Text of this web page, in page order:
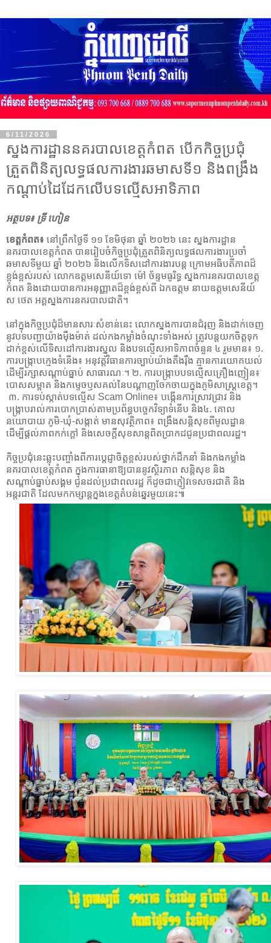
6/11/2026
ស្នងការដ្ឋាននគរបាលខេត្តកំពត បើកកិច្ចប្រជុំ
ត្រួតពិនិត្យលទ្ធផលការងារឆមាសទី១ និងពង្រឹង
កណ្តាប់ដៃដែកលើបទល្មើសអាទិភាព
អត្ថបទ៖ ទ្រី ហៀន
ខេត្តកំពត៖ នៅព្រឹកថ្ងៃទី ១១ ខែមិថុនា ឆ្នាំ ២០២៦ នេះ ស្នងការដ្ឋាន
នគរបាលខេត្តកំពត បានរៀបចំកិច្ចប្រជុំត្រួតពិនិត្យលទ្ធផលការងារប្រចាំ
ឆមាសទីមួយ ឆ្នាំ ២០២៦ និងលើកទិសដៅការងារបន្ត ក្រោមអធិបតីភាពដ៏
ខ្ពង់ខ្ពស់របស់ លោកឧត្ដមសេនីយ៍ទោ ម៉ៅ ច័ន្ទមធូរិទ្ធ ស្នងការនគរបាលខេត្ត
កំពត និងដោយបានការអនុញ្ញាតដ៏ខ្ពង់ខ្ពស់ពី ឯកឧត្តម នាយឧត្តមសេនីយ៍
ស ថេត អគ្គស្នងការនគរបាលជាតិ។
​នៅក្នុងកិច្ចប្រជុំដ៏មានសារៈសំខាន់នេះ លោកស្នងការបានជំរុញ និងដាក់ចេញ
នូវបទបញ្ជាយ៉ាងម៉ឺងម៉ាត់ ដល់កងកម្លាំងចំណុះទាំងអស់ ត្រូវបន្តយកចិត្តទុក
ដាក់ខ្ពស់លើទិសដៅការងារស្នូល និងបទល្មើសអាទិភាពចំនួន ៤ រួមមាន៖ ១.
ការបង្ក្រាបក្មេងទំនើង៖ អនុវត្តវិធានការច្បាប់យ៉ាងតឹងរ៉ឹង គ្មានការយោគយល់
ដើម្បីរក្សាសណ្តាប់ធ្នាប់ សាធារណៈ។ ២. ការបង្ក្រាបបទល្មើសគ្រឿងញៀន៖
បោសសម្អាត និងកម្ទេចឫសគល់នៃបណ្តាញចែកចាយក្នុងភូមិសាស្ត្រខេត្ត។
៣. ការទប់ស្កាត់បទល្មើស Scam Online៖ បង្កើនការស្រាវជ្រាវ និង
បង្ក្រាបរាល់ការបោកប្រាស់តាមប្រព័ន្ធបច្ចេកវិទ្យាទំនើប និង​៤. គោល
នយោបាយ ភូមិ-ឃុំ-សង្កាត់ មានសុវត្ថិភាព៖ ពង្រឹងសន្តិសុខពីមូលដ្ឋាន
ដើម្បីផ្តល់ភាពកក់ក្តៅ និងសេចក្តីសុខសាន្តពិតប្រាកដជូនប្រជាពលរដ្ឋ។
​កិច្ចប្រជុំនេះឆ្លុះបញ្ចាំងពីការប្តេជ្ញាចិត្តខ្ពស់របស់ថ្នាក់ដឹកនាំ និងកងកម្លាំង
នគរបាលខេត្តកំពត ក្នុងការធានាឱ្យបាននូវស្ថិរភាព សន្តិសុខ និង
សណ្តាប់ធ្នាប់សង្គម ជូនដល់ប្រជាពលរដ្ឋ ក៏ដូចជាភ្ញៀវទេសចរជាតិ និង
អន្តរជាតិ ដែលមកកម្សាន្តក្នុងខេត្តតំបន់ឆ្នេរមួយនេះ៕